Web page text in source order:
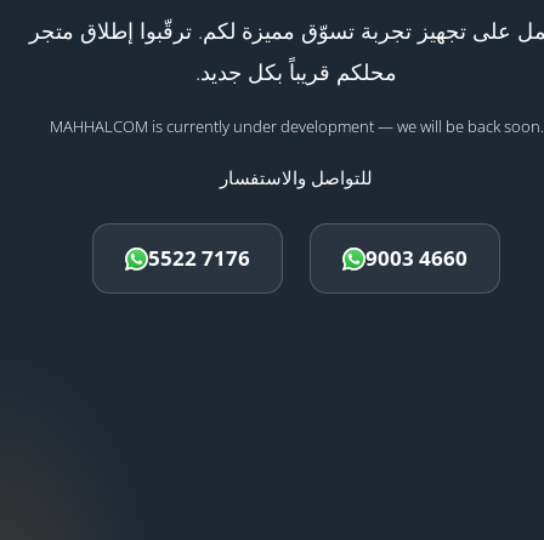
على تجهيز تجربة تسوّق مميزة لكم. ترقّبوا إطلاق متجر
محلكم قريباً بكل جديد.
MAHHALCOM is currently under development — we will be back soon.
للتواصل والاستفسار
5522 7176 9003 4660